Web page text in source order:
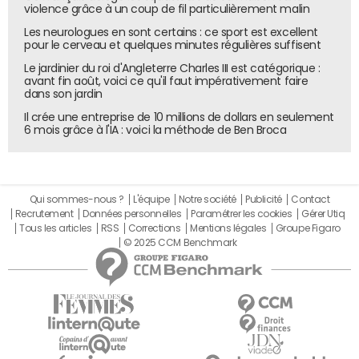
violence grâce à un coup de fil particulièrement malin
Les neurologues en sont certains : ce sport est excellent
pour le cerveau et quelques minutes régulières suffisent
Le jardinier du roi d'Angleterre Charles III est catégorique :
avant fin août, voici ce qu'il faut impérativement faire
dans son jardin
Il crée une entreprise de 10 millions de dollars en seulement
6 mois grâce à l'IA : voici la méthode de Ben Broca
Qui sommes-nous ? L'équipe Notre société Publicité
Contact
Recrutement
Données personnelles Paramétrer les cookies
Gérer Utiq
Tous les articles
RSS Corrections Mentions légales
Groupe Figaro
© 2025 CCM Benchmark